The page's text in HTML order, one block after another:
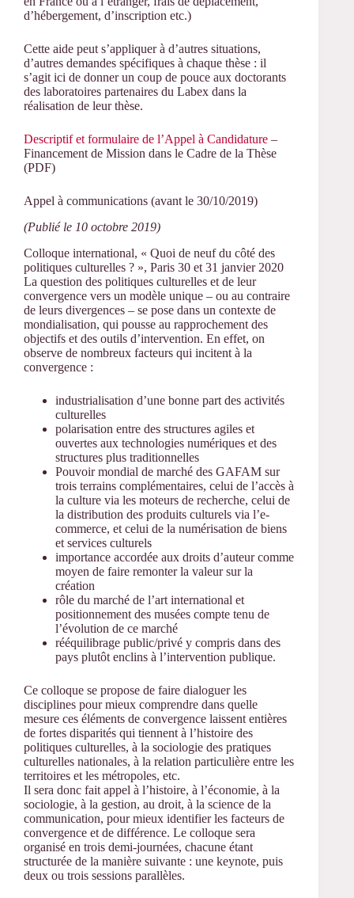
d’hébergement, d’inscription etc.)
Cette aide peut s’appliquer à d’autres situations,
d’autres demandes spécifiques à chaque thèse : il
s’agit ici de donner un coup de pouce aux doctorants
des laboratoires partenaires du Labex dans la
réalisation de leur thèse.
Descriptif et formulaire de l’Appel à Candidature –
Financement de Mission dans le Cadre de la Thèse
(PDF)
Appel à communications (avant le 30/10/2019)
(Publié le 10 octobre 2019)
Colloque international, « Quoi de neuf du côté des
politiques culturelles ? », Paris 30 et 31 janvier 2020
La question des politiques culturelles et de leur
convergence vers un modèle unique – ou au contraire
de leurs divergences – se pose dans un contexte de
mondialisation, qui pousse au rapprochement des
objectifs et des outils d’intervention. En effet, on
observe de nombreux facteurs qui incitent à la
convergence :
industrialisation d’une bonne part des activités
culturelles
polarisation entre des structures agiles et
ouvertes aux technologies numériques et des
structures plus traditionnelles
Pouvoir mondial de marché des GAFAM sur
trois terrains complémentaires, celui de l’accès à
la culture via les moteurs de recherche, celui de
la distribution des produits culturels via l’e-
commerce, et celui de la numérisation de biens
et services culturels
importance accordée aux droits d’auteur comme
moyen de faire remonter la valeur sur la
création
rôle du marché de l’art international et
positionnement des musées compte tenu de
l’évolution de ce marché
rééquilibrage public/privé y compris dans des
pays plutôt enclins à l’intervention publique.
Ce colloque se propose de faire dialoguer les
disciplines pour mieux comprendre dans quelle
mesure ces éléments de convergence laissent entières
de fortes disparités qui tiennent à l’histoire des
politiques culturelles, à la sociologie des pratiques
culturelles nationales, à la relation particulière entre les
territoires et les métropoles, etc.
Il sera donc fait appel à l’histoire, à l’économie, à la
sociologie, à la gestion, au droit, à la science de la
communication, pour mieux identifier les facteurs de
convergence et de différence. Le colloque sera
organisé en trois demi-journées, chacune étant
structurée de la manière suivante : une keynote, puis
deux ou trois sessions parallèles.